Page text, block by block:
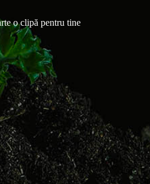
o clipă pentru tine